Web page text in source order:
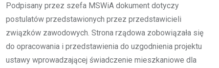
Podpisany przez szefa MSWiA dokument dotyczy
postulatów przedstawionych przez przedstawicieli
związków zawodowych. Strona rządowa zobowiązała się
do opracowania i przedstawienia do uzgodnienia projektu
ustawy wprowadzającej świadczenie mieszkaniowe dla